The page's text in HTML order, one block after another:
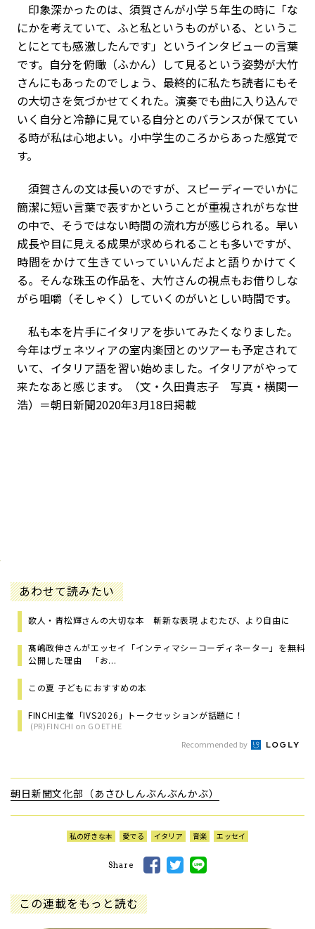
印象深かったのは、須賀さんが小学５年生の時に「な
にかを考えていて、ふと私というものがいる、というこ
とにとても感激したんです」というインタビューの言葉
です。自分を俯瞰（ふかん）して見るという姿勢が大竹
さんにもあったのでしょう、最終的に私たち読者にもそ
の大切さを気づかせてくれた。演奏でも曲に入り込んで
いく自分と冷静に見ている自分とのバランスが保ててい
る時が私は心地よい。小中学生のころからあった感覚で
す。
須賀さんの文は長いのですが、スピーディーでいかに
簡潔に短い言葉で表すかということが重視されがちな世
の中で、そうではない時間の流れ方が感じられる。早い
成長や目に見える成果が求められることも多いですが、
時間をかけて生きていっていいんだよと語りかけてく
る。そんな珠玉の作品を、大竹さんの視点もお借りしな
がら咀嚼（そしゃく）していくのがいとしい時間です。
私も本を片手にイタリアを歩いてみたくなりました。
今年はヴェネツィアの室内楽団とのツアーも予定されて
いて、イタリア語を習い始めました。イタリアがやって
来たなあと感じます。（文・久田貴志子 写真・横関一
浩）＝朝日新聞2020年3月18日掲載
あわせて読みたい
歌人・青松輝さんの大切な本 斬新な表現 よむたび、より自由に
髙嶋政伸さんがエッセイ「インティマシーコーディネーター」を無料
公開した理由 「お...
この夏 子どもにおすすめの本
FINCHI主催「IVS2026」トークセッションが話題に！
(PR)FINCHI on GOETHE
Recommended by
朝日新聞文化部（あさひしんぶんぶんかぶ）
私の好きな本 愛でる イタリア 音楽 エッセイ
Share
この連載をもっと読む